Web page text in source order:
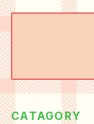
CATAGORY